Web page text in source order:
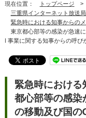
現在位置： トップページ >
三重県インターネット放送局
緊急時における知事からの
東京都心部等の感染が急速
l 事業に関する知事からの呼び
緊急時における
都心部等の感染
の移動及び国